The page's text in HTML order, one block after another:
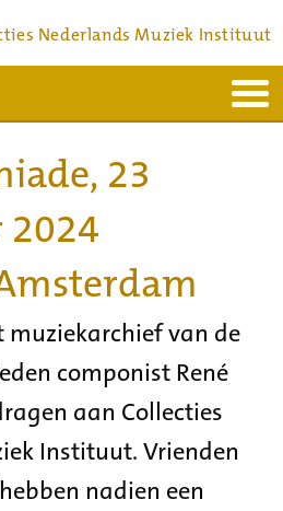
Nederlands Muziek Instituut
23
2024
muziekarchief van de
componist René
aan Collecties
Instituut. Vrienden
nadien een